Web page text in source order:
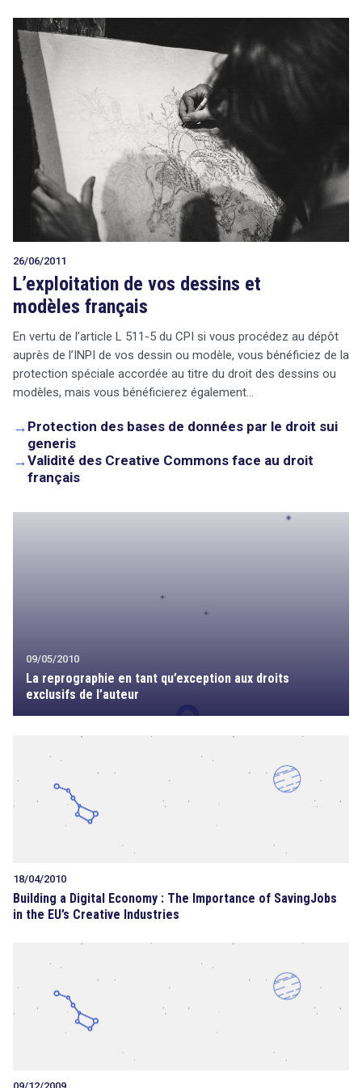
26/06/2011
L’exploitation de vos dessins et
modèles français
En vertu de l’article L 511-5 du CPI si vous procédez au dépôt
auprès de l’INPI de vos dessin ou modèle, vous bénéficiez de la
protection spéciale accordée au titre du droit des dessins ou
modèles, mais vous bénéficierez également…
→ Protection des bases de données par le droit sui
generis
→Validité des Creative Commons face au droit
français
09/05/2010
La reprographie en tant qu’exception aux droits
exclusifs de l’auteur
18/04/2010
Building a Digital Economy : The Importance of SavingJobs
in the EU’s Creative Industries